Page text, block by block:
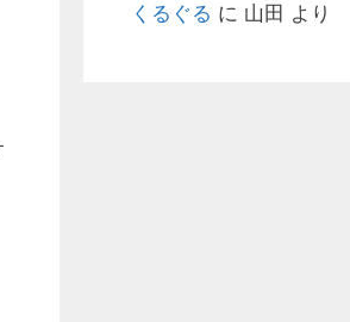
くるぐる に 山田 より